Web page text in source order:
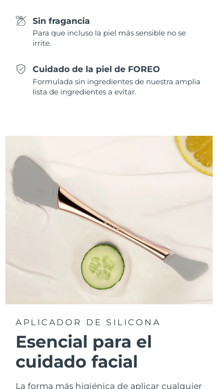
Sin fragancia
Para que incluso la piel más sensible no se
irrite.
Cuidado de la piel de FOREO
Formulada sin ingredientes de nuestra amplia
lista de ingredientes a evitar.
APLICADOR DE SILICONA
Esencial para el
cuidado facial
La forma más higiénica de aplicar cualquier